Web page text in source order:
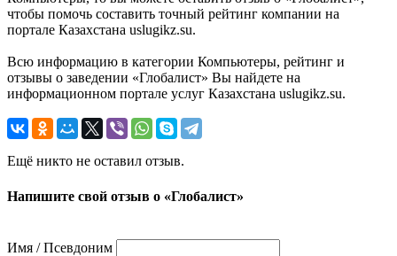
чтобы помочь составить точный рейтинг компании на
портале Казахстана uslugikz.su.
Всю информацию в категории Компьютеры, рейтинг и
отзывы о заведении «Глобалист» Вы найдете на
информационном портале услуг Казахстана uslugikz.su.
Ещё никто не оставил отзыв.
Напишите свой отзыв о «Глобалист»
Имя / Псевдоним